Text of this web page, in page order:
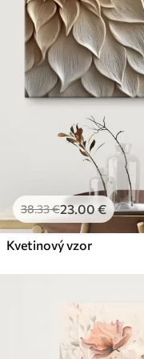
38.33€23.00 €
Kvetinový vzor